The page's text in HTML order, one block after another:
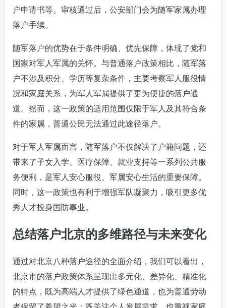
户申请书等。审核通过后，公安部门会为随军家属办理
落户手续。
随军落户的优势在于条件明确、优先保障，体现了党和
国家对军人军属的关怀。与普通落户政策相比，随军落
户不涉及积分、学历等复杂条件，主要考察军人服役情
况和家庭关系，为军人军属提供了更为便捷的落户通
道。然而，这一政策的适用范围仅限于军人及其符合条
件的家属，普通公民无法通过此途径落户。
对于军人军属而言，随军落户不仅解决了户籍问题，还
带来了子女入学、医疗保障、就业支持等一系列公共服
务便利，是军人安心服役、军属安心生活的重要保障。
同时，这一政策也有利于增强军队凝聚力，吸引更多优
秀人才投身国防事业。
总结落户北京的多维路径与未来变化
通过对北京八种落户途径的全面介绍，我们可以看出，
北京市的落户政策体系呈现出多元化、差异化、精准化
的特点，既为高端人才提供了绿色通道，也为普通劳动